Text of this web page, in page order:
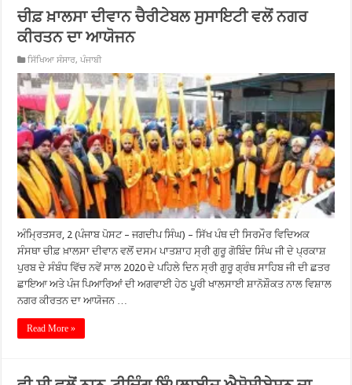
ਚੀਫ਼ ਖ਼ਾਲਸਾ ਦੀਵਾਨ ਚੈਰੀਟੇਬਲ ਸੁਸਾਇਟੀ ਵਲੋਂ ਨਗਰ
ਕੀਰਤਨ ਦਾ ਆਯੋਜਨ
ਸਿੱਖਿਆ ਸੰਸਾਰ,ਪੰਜਾਬੀ
ਅੰਮ੍ਰਿਤਸਰ, 2 (ਪੰਜਾਬ ਪੋਸਟ – ਜਗਦੀਪ ਸਿੰਘ) – ਸਿੱਖ ਪੰਥ ਦੀ ਸਿਰਮੌਰ ਵਿਦਿਅਕ
ਸੰਸਥਾ ਚੀਫ਼ ਖ਼ਾਲਸਾ ਦੀਵਾਨ ਵਲੋਂ ਦਸਮ ਪਾਤਸ਼ਾਹ ਸ੍ਰੀ ਗੁਰੂ ਗੋਬਿੰਦ ਸਿੰਘ ਜੀ ਦੇ ਪ੍ਰਕਾਸ਼
ਪੁਰਬ ਦੇ ਸੰਬੰਧ ਵਿੱਚ ਨਵੇਂ ਸਾਲ 2020 ਦੇ ਪਹਿਲੇ ਦਿਨ ਸ੍ਰੀ ਗੁਰੂ ਗ੍ਰੰਥ ਸਾਹਿਬ ਜੀ ਦੀ ਛਤਰ
ਛਾਇਆ ਅਤੇ ਪੰਜ ਪਿਆਰਿਆਂ ਦੀ ਅਗਵਾਈ ਹੇਠ ਪੂਰੀ ਖਾਲਸਾਈ ਸ਼ਾਨੋਸ਼ੌਕਤ ਨਾਲ ਵਿਸ਼ਾਲ
ਨਗਰ ਕੀਰਤਨ ਦਾ ਆਯੋਜਨ …
Read More »